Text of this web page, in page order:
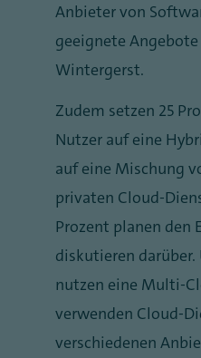
Anbieter von
geeignete
Wintergerst.
Zudem setzen 25
Nutzer auf eine
auf eine Mischung
privaten Cloud-
Prozent planen den
diskutieren darüber.
nutzen eine Multi-
verwenden Cloud-
verschiedenen